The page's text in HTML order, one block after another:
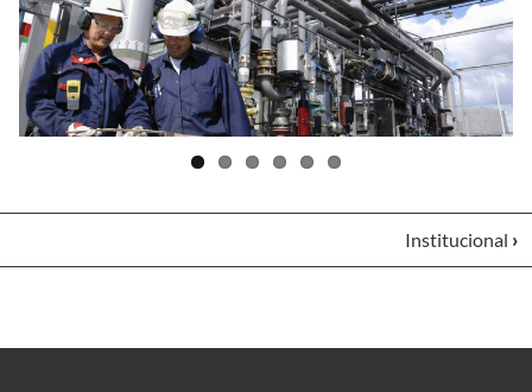
Institucional ›